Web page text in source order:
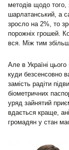
методів щодо того,
шарлатанський, а
зросло на 2%, то
порожніх грошей.
вся. Між тим
Але в Україні
куди безсенсовно
замість радіти
біометричних
уряд зайнятий
вдається краще,
громадян у стан